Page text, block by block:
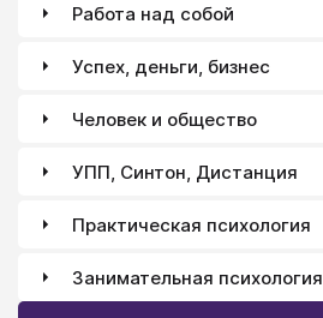
Работа над собой
Успех, деньги, бизнес
Человек и общество
УПП, Синтон, Дистанция
Практическая психология
Занимательная психология